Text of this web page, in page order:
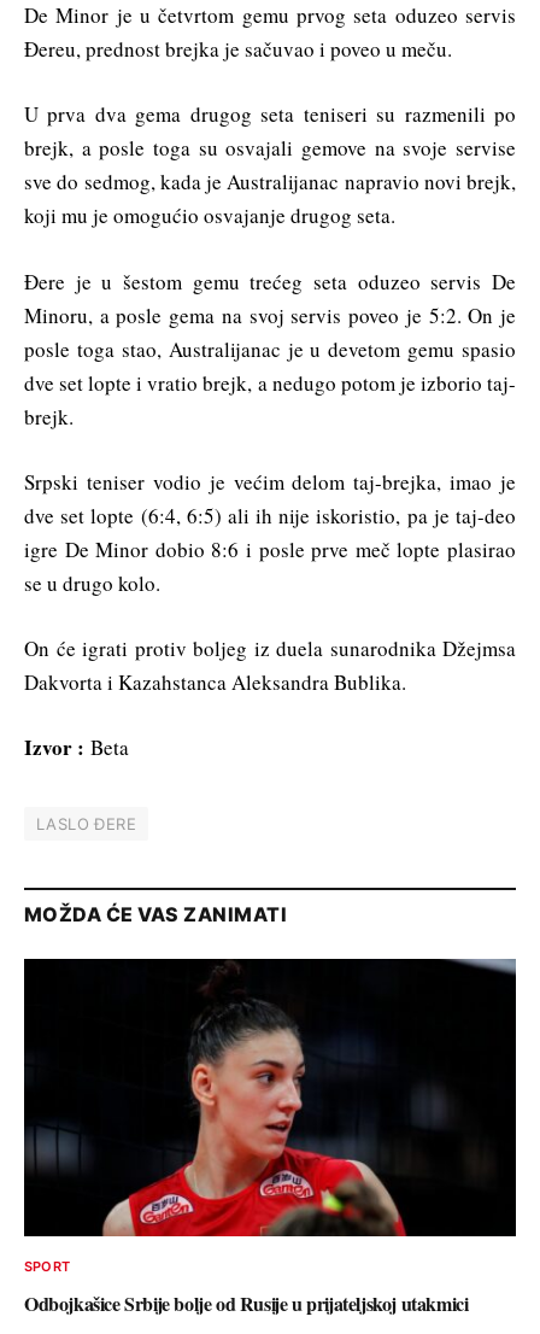
De Minor je u četvrtom gemu prvog seta oduzeo servis
Đereu, prednost brejka je sačuvao i poveo u meču.
U prva dva gema drugog seta teniseri su razmenili po
brejk, a posle toga su osvajali gemove na svoje servise
sve do sedmog, kada je Australijanac napravio novi brejk,
koji mu je omogućio osvajanje drugog seta.
Đere je u šestom gemu trećeg seta oduzeo servis De
Minoru, a posle gema na svoj servis poveo je 5:2. On je
posle toga stao, Australijanac je u devetom gemu spasio
dve set lopte i vratio brejk, a nedugo potom je izborio taj-
brejk.
Srpski teniser vodio je većim delom taj-brejka, imao je
dve set lopte (6:4, 6:5) ali ih nije iskoristio, pa je taj-deo
igre De Minor dobio 8:6 i posle prve meč lopte plasirao
se u drugo kolo.
On će igrati protiv boljeg iz duela sunarodnika Džejmsa
Dakvorta i Kazahstanca Aleksandra Bublika.
Izvor : Beta
LASLO ĐERE
MOŽDA ĆE VAS ZANIMATI
SPORT
Odbojkašice Srbije bolje od Rusije u prijateljskoj utakmici